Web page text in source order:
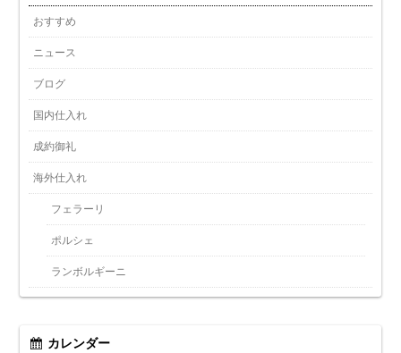
おすすめ
ニュース
ブログ
国内仕入れ
成約御礼
海外仕入れ
フェラーリ
ポルシェ
ランボルギーニ
カレンダー